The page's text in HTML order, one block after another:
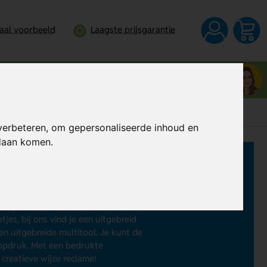
om gepersonaliseerde inhoud en
komen.
voorbeeld Laagste prijsgarantie
bij ons vind je een uitgebreid
uitgebreide multitool. Je kunt de
Met een bedrukte
wijze reclame!